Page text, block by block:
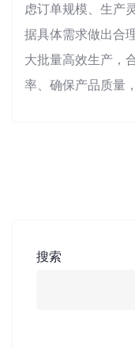
虑订单规模、生产
据具体需求做出合
大批量高效生产，
率、确保产品质量
搜索